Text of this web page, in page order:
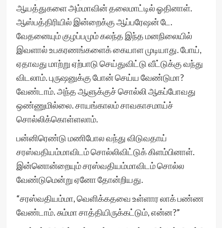
ஆயத்துகளை அம்மாவின் தலைமாட்டில் ஓதினாள்.
ஆஸ்பத்திரியில் இன்றைக்கு ஆப்பரேஷன் டே.
வேதனையும் குழப்பமும் கலந்த இந்த மனநிலையில்
இவளால் உபகரணங்களைக் கையாள முடியாது. போய்,
ஏதாவது மாற்று ஏற்பாடு செய்துவிட்டு வீட்டுக்கு வந்து
விடலாம். புருஷனுக்கு போன் செய்ய வேண்டுமா?
வேண்டாம். அந்த ஆளுக்குச் சொல்லி ஆகப்போவது
ஒண்ணுமில்லை. சாயங்காலம் சாவகாசமாய்ச்
சொல்லிக்கொள்ளலாம்.
பன்னிரெண்டு மணிபோல வந்து விடுவதாய்
சரஸ்வதியம்மாவிடம் சொல்லிவிட்டுக் கிளம்பினாள்.
இன்னொன்றையும் சரஸ்வதியம்மாவிடம் சொல்ல
வேண்டுமென்று ஏனோ தோன்றியது.
“சரஸ்வதியம்மா, வெளிக்கதவை உள்ளார லாக் பண்ண
வேண்டாம். சும்மா சாத்தியிருக்கட்டும், என்ன?”